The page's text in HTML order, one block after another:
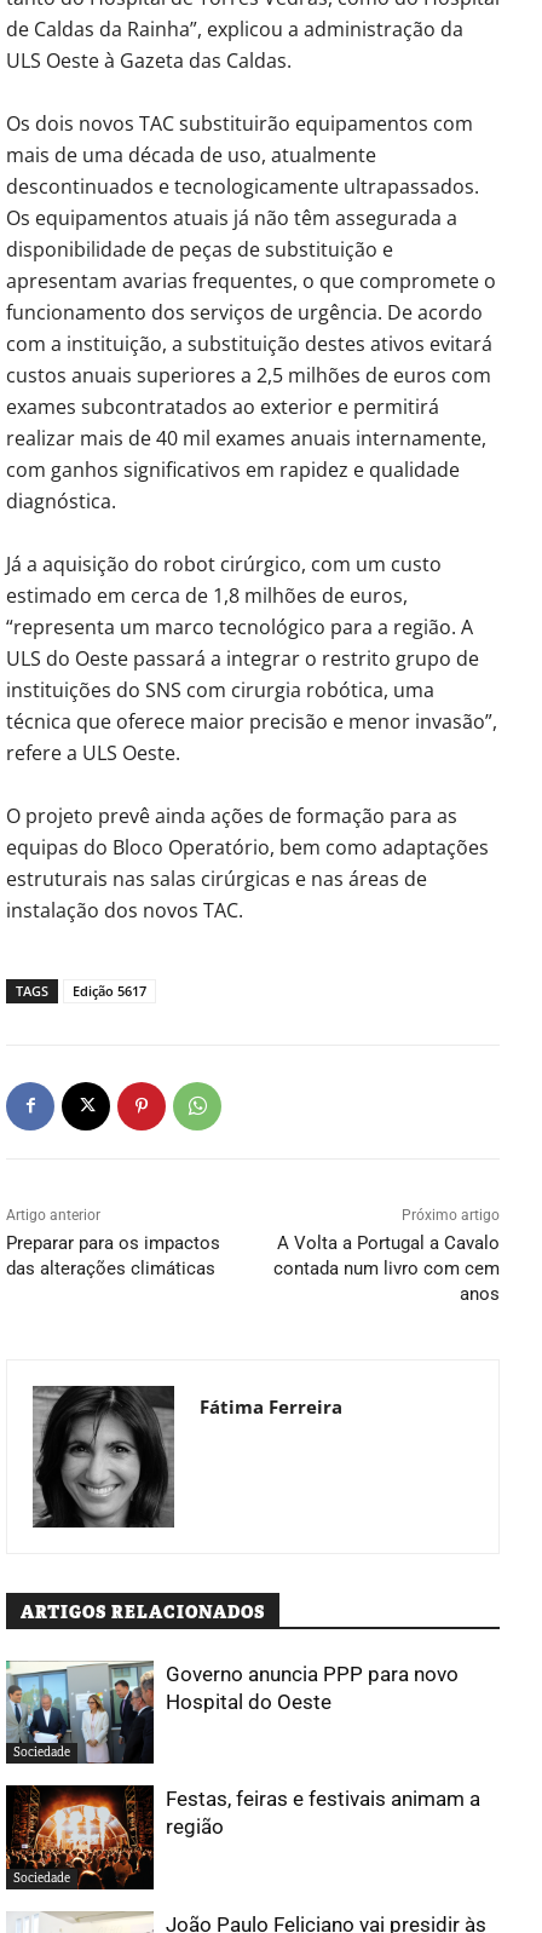
de Caldas da Rainha”, explicou a administração da
ULS Oeste à Gazeta das Caldas.
Os dois novos TAC substituirão equipamentos com
mais de uma década de uso, atualmente
descontinuados e tecnologicamente ultrapassados.
Os equipamentos atuais já não têm assegurada a
disponibilidade de peças de substituição e
apresentam avarias frequentes, o que compromete o
funcionamento dos serviços de urgência. De acordo
com a instituição, a substituição destes ativos evitará
custos anuais superiores a 2,5 milhões de euros com
exames subcontratados ao exterior e permitirá
realizar mais de 40 mil exames anuais internamente,
com ganhos significativos em rapidez e qualidade
diagnóstica.
Já a aquisição do robot cirúrgico, com um custo
estimado em cerca de 1,8 milhões de euros,
“representa um marco tecnológico para a região. A
ULS do Oeste passará a integrar o restrito grupo de
instituições do SNS com cirurgia robótica, uma
técnica que oferece maior precisão e menor invasão”,
refere a ULS Oeste.
O projeto prevê ainda ações de formação para as
equipas do Bloco Operatório, bem como adaptações
estruturais nas salas cirúrgicas e nas áreas de
instalação dos novos TAC.
TAGS Edição 5617
Artigo anterior
Preparar para os impactos
das alterações climáticas
Próximo artigo
A Volta a Portugal a Cavalo
contada num livro com cem
anos
Fátima Ferreira
ARTIGOS RELACIONADOS
Sociedade
Governo anuncia PPP para novo
Hospital do Oeste
Sociedade
Festas, feiras e festivais animam a
região
João Paulo Feliciano vai presidir às